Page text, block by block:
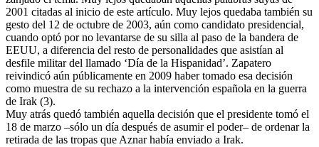
2001 citadas al inicio de este artículo. Muy lejos quedaba también su
gesto del 12 de octubre de 2003, aún como candidato presidencial,
cuando optó por no levantarse de su silla al paso de la bandera de
EEUU, a diferencia del resto de personalidades que asistían al
desfile militar del llamado ‘Día de la Hispanidad’. Zapatero
reivindicó aún públicamente en 2009 haber tomado esa decisión
como muestra de su rechazo a la intervención española en la guerra
de Irak (3).
Muy atrás quedó también aquella decisión que el presidente tomó el
18 de marzo –sólo un día después de asumir el poder– de ordenar la
retirada de las tropas que Aznar había enviado a Irak.